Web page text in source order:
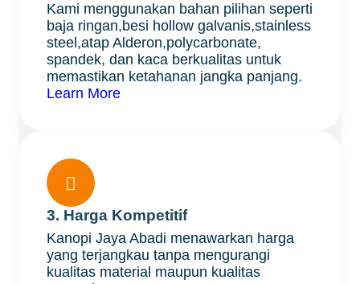
Kami menggunakan bahan pilihan seperti
baja ringan,besi hollow galvanis,stainless
steel,atap Alderon,polycarbonate,
spandek, dan kaca berkualitas untuk
memastikan ketahanan jangka panjang.
Learn More

3. Harga Kompetitif
Kanopi Jaya Abadi menawarkan harga
yang terjangkau tanpa mengurangi
kualitas material maupun kualitas